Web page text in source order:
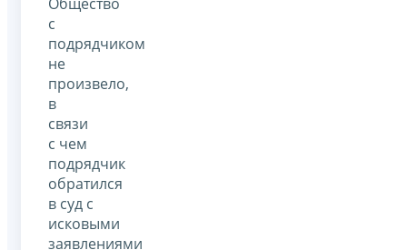
с
подрядчиком
не
произвело,
в
связи
с чем
подрядчик
обратился
в суд с
исковыми
заявлениями